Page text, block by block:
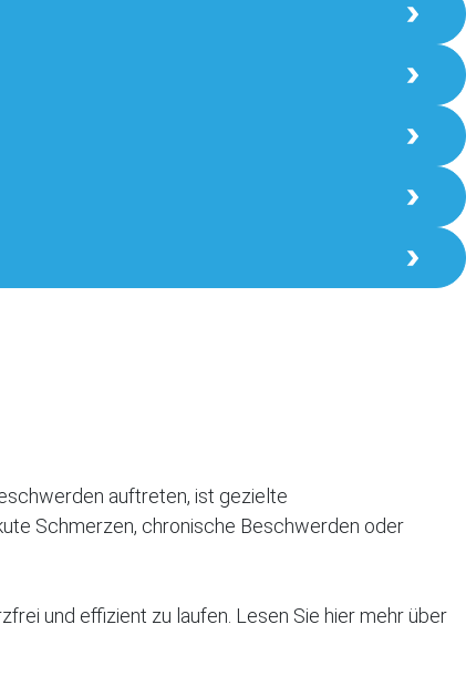
auftreten, ist gezielte
Schmerzen, chronische Beschwerden oder
und effizient zu laufen. Lesen Sie hier mehr über